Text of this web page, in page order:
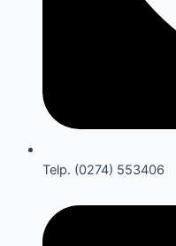
Telp. (0274) 553406